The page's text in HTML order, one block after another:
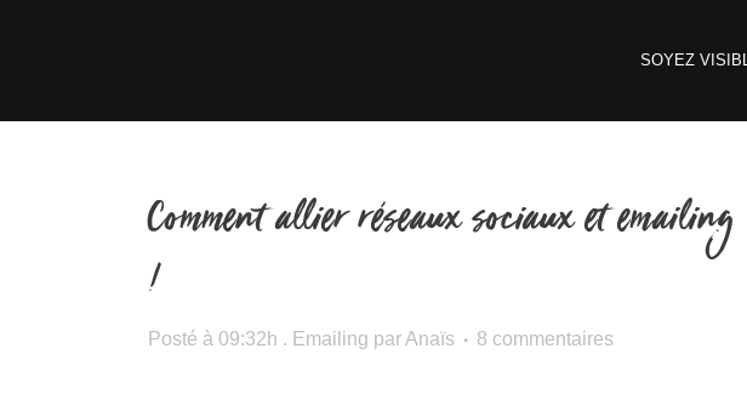
SOYEZ
Comment allier réseaux sociaux et emailing
!
Posté à 09:32h . Emailing parAnaïs 8 commentaires